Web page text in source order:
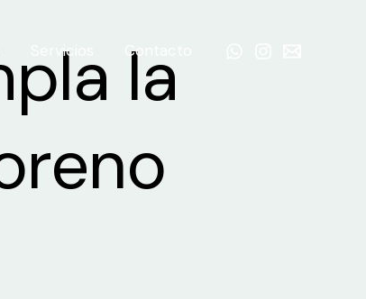
Servicios Contacto
la